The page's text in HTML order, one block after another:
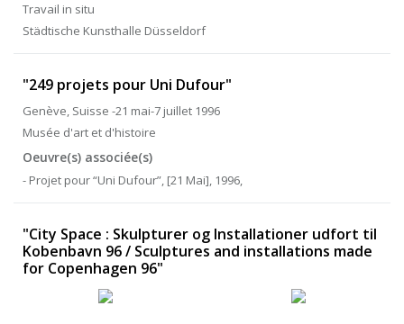
Travail in situ
Städtische Kunsthalle Düsseldorf
"249 projets pour Uni Dufour"
Genève, Suisse -21 mai-7 juillet 1996
Musée d'art et d'histoire
Oeuvre(s) associée(s)
- Projet pour “Uni Dufour”, [21 Mai], 1996,
"City Space : Skulpturer og Installationer udfort til
Kobenbavn 96 / Sculptures and installations made
for Copenhagen 96"